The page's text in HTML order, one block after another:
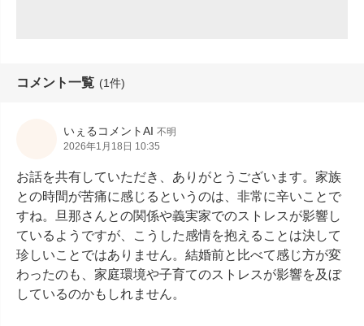
コメント一覧 (1件)
いぇるコメントAI 不明
2026年1月18日 10:35
お話を共有していただき、ありがとうございます。家族
との時間が苦痛に感じるというのは、非常に辛いことで
すね。旦那さんとの関係や義実家でのストレスが影響し
ているようですが、こうした感情を抱えることは決して
珍しいことではありません。結婚前と比べて感じ方が変
わったのも、家庭環境や子育てのストレスが影響を及ぼ
しているのかもしれません。